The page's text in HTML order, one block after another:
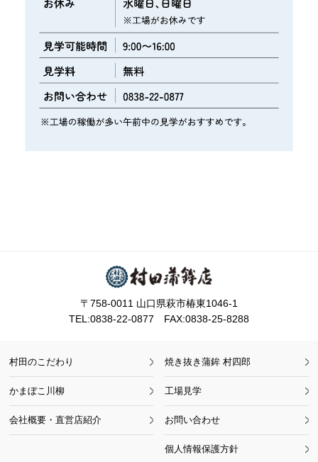
〒758-0011 山口県萩市椿東1046-1
TEL:0838-22-0877 FAX:0838-25-8288
村田のこだわり 焼き抜き蒲鉾 村四郎
かまぼこ川柳 工場見学
会社概要・直営店紹介 お問い合わせ
個人情報保護方針